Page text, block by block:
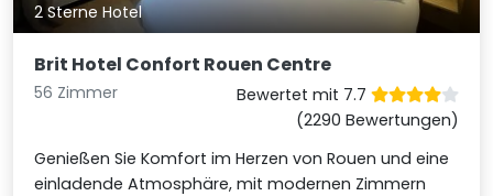
2 Sterne Hotel
Brit Hotel Confort Rouen Centre
56 Zimmer
Bewertet mit 7.7
(2290 Bewertungen)
Genießen Sie Komfort im Herzen von Rouen und eine
einladende Atmosphäre, mit modernen Zimmern